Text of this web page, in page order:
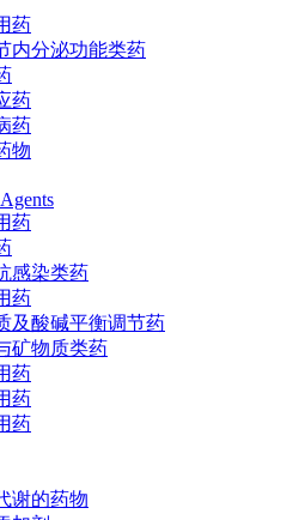
药
内分泌功能类药
药
药
物
药
感染类药
药
及酸碱平衡调节药
矿物质类药
药
药
药
谢的药物